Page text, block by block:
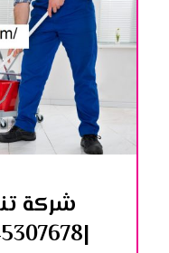
شركة
|0545307678| تنظيف منازل